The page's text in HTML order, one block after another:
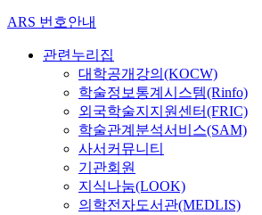
ARS 번호안내
관련누리집
대학공개강의(KOCW)
학술정보통계시스템(Rinfo)
외국학술지지원센터(FRIC)
학술관계분석서비스(SAM)
사서커뮤니티
기관회원
지식나눔(LOOK)
의학전자도서관(MEDLIS)